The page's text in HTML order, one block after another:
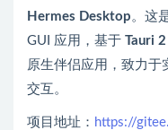
Hermes Desktop。这
GUI 应用，基于 Tauri
原生伴侣应用，致力于
交互。
项目地址： https://